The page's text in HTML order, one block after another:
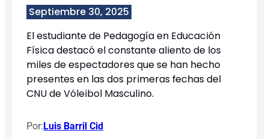
Septiembre 30, 2025
El estudiante de Pedagogía en Educación
Física destacó el constante aliento de los
miles de espectadores que se han hecho
presentes en las dos primeras fechas del
CNU de Vóleibol Masculino.
Por:Luis Barril Cid